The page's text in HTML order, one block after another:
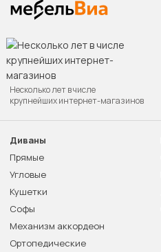
Несколько лет в числе
крупнейших интернет-магазинов
Диваны
Прямые
Угловые
Кушетки
Софы
Механизм аккордеон
Ортопедические